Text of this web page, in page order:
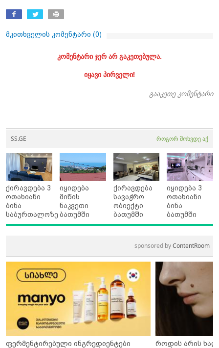
მკითხველის კომენტარი (0)
კომენტარი ჯერ არ გაკეთებულა.
იყავი პირველი!
გააკეთე კომენტარი
SS.GE როგორ მოხვდე აქ
ქირავდება 3
ოთახიანი
ბინა
საბურთალოზე
იყიდება
მიწის
ნაკვეთი
ბათუმში
ქირავდება
სავაჭრო
ობიექტი
ბათუმში
იყიდება 3
ოთახიანი
ბინა
ბათუმში
sponsored byContentRoom
ფერმენტირებული ინგრედიენტები
როდის არის